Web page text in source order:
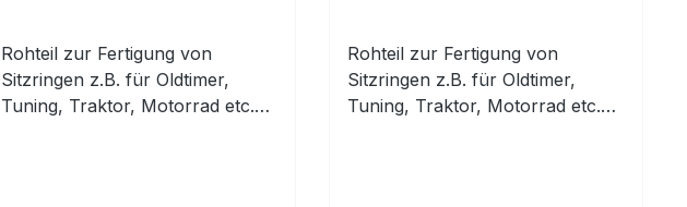
Rohteil zur Fertigung von
Sitzringen z.B. für Oldtimer,
Tuning, Traktor, Motorrad etc.
Rohteil zur Fertigung von
Sitzringen z.B. für Oldtimer,
Tuning, Traktor, Motorrad etc.